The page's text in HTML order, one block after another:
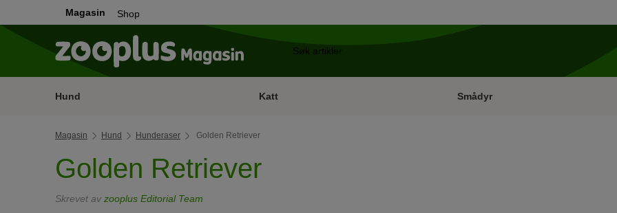
Magasin Shop
Hund Katt Smådyr
Magasin Hund Hunderaser Golden Retriever
Golden Retriever
Skrevet av zooplus Editorial Team